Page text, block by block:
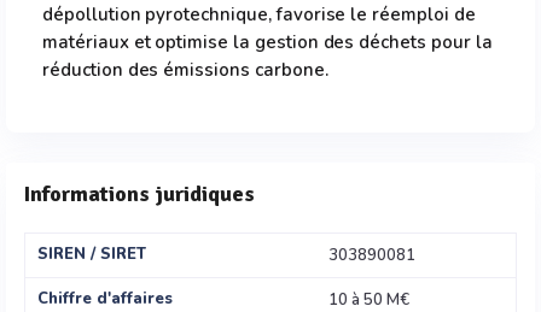
dépollution pyrotechnique, favorise le réemploi de
matériaux et optimise la gestion des déchets pour la
réduction des émissions carbone.
Informations juridiques
SIREN / SIRET
303890081
Chiffre d'affaires
10 à 50 M€